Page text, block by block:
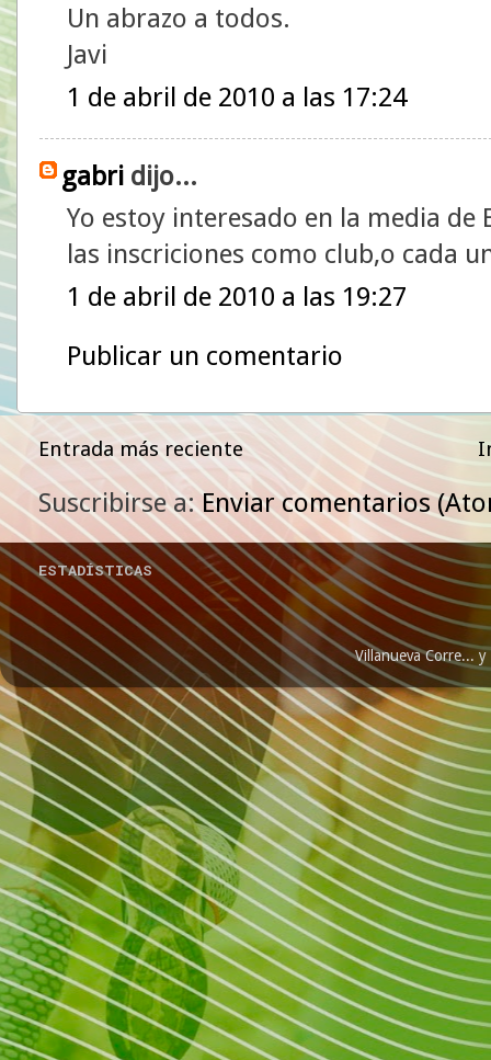
Un abrazo a todos.
Javi
1 de abril de 2010 a las 17:24
gabri dijo...
Yo estoy interesado en la media de
las inscriciones como club,o cada
1 de abril de 2010 a las 19:27
Publicar un comentario
Entrada más reciente
Suscribirse a:Enviar comentarios
ESTADÍSTICAS
Villanueva Corre...